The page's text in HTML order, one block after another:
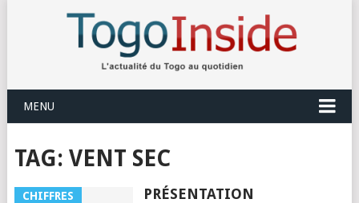
MENU
TAG: VENT SEC
CHIFFRES PRÉSENTATION